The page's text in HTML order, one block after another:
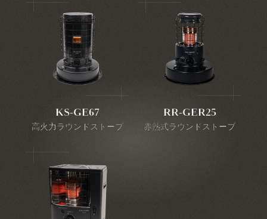
KS-GE67
高火力ラウンドストーブ
RR-GER25
赤熱式ラウンドストーブ